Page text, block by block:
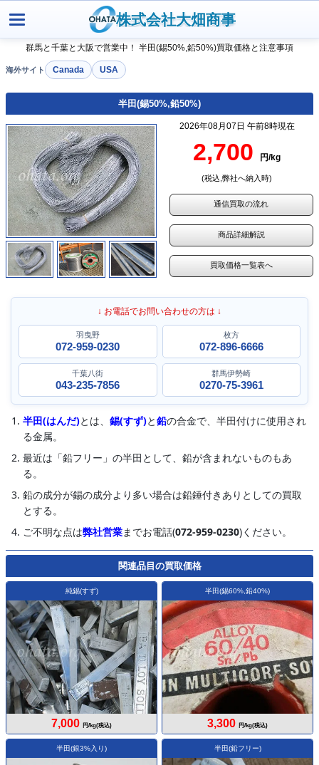
株式会社大畑商事
群馬と千葉と大阪で営業中！ 半田(錫50%,鉛50%)買取価格と注意事項
Canada USA
半田(錫50%,鉛50%)
2026年08月07日 午前8時現在
2,700 円/kg
(税込,弊社へ納入時)
通信買取の流れ
商品詳細解説
買取価格一覧表へ
↓ お電話でお問い合わせの方は ↓
羽曳野
072-959-0230
枚方
072-896-6666
千葉八街
043-235-7856
群馬伊勢崎
0270-75-3961
半田(はんだ)とは、 錫(すず)と鉛の合金で、半田付けに使用され
る金属。
最近は「鉛フリー」の半田として、鉛が含まれないものもあ
る。
鉛の成分が錫の成分より多い場合は鉛錘付きありとしての買取
とする。
ご不明な点は弊社営業までお電話(072-959-0230)ください。
関連品目の買取価格
純錫(すず)
7,000 円/kg(税込)
半田(錫60%,鉛40%)
3,300 円/kg(税込)
半田(銀3%入り) 半田(鉛フリー)